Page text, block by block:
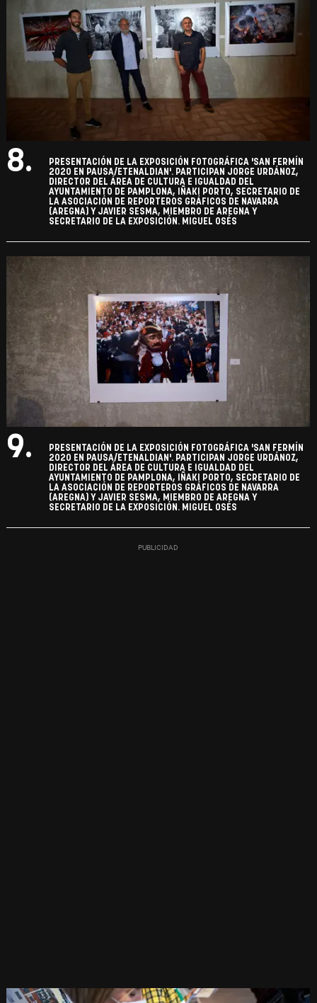
8.
PRESENTACIÓN DE LA EXPOSICIÓN FOTOGRÁFICA 'SAN FERMÍN
2020 EN PAUSA/ETENALDIAN'. PARTICIPAN JORGE URDÁNOZ,
DIRECTOR DEL ÁREA DE CULTURA E IGUALDAD DEL
AYUNTAMIENTO DE PAMPLONA, IÑAKI PORTO, SECRETARIO DE
LA ASOCIACIÓN DE REPORTEROS GRÁFICOS DE NAVARRA
(AREGNA) Y JAVIER SESMA, MIEMBRO DE AREGNA Y
SECRETARIO DE LA EXPOSICIÓN. MIGUEL OSÉS
9.
PRESENTACIÓN DE LA EXPOSICIÓN FOTOGRÁFICA 'SAN FERMÍN
2020 EN PAUSA/ETENALDIAN'. PARTICIPAN JORGE URDÁNOZ,
DIRECTOR DEL ÁREA DE CULTURA E IGUALDAD DEL
AYUNTAMIENTO DE PAMPLONA, IÑAKI PORTO, SECRETARIO DE
LA ASOCIACIÓN DE REPORTEROS GRÁFICOS DE NAVARRA
(AREGNA) Y JAVIER SESMA, MIEMBRO DE AREGNA Y
SECRETARIO DE LA EXPOSICIÓN. MIGUEL OSÉS